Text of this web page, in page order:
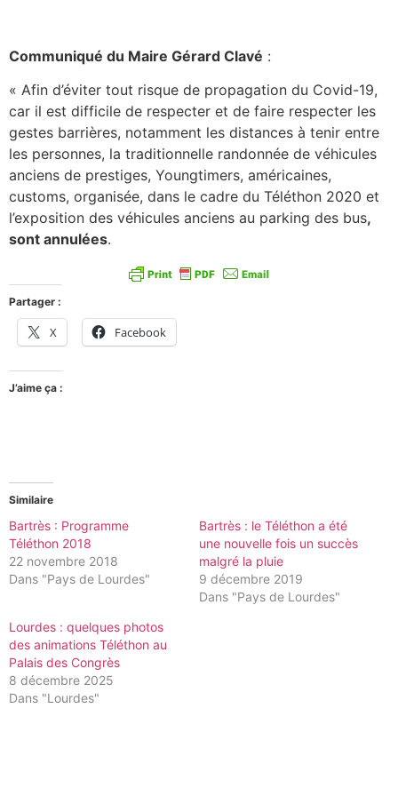
Communiqué du Maire Gérard Clavé :
« Afin d’éviter tout risque de propagation du Covid-19,
car il est difficile de respecter et de faire respecter les
gestes barrières, notamment les distances à tenir entre
les personnes, la traditionnelle randonnée de véhicules
anciens de prestiges, Youngtimers, américaines,
customs, organisée, dans le cadre du Téléthon 2020 et
l’exposition des véhicules anciens au parking des bus,
sont annulées.
Partager :
X Facebook
J’aime ça :
Similaire
Bartrès : Programme
Téléthon 2018
22 novembre 2018
Dans "Pays de Lourdes"
Bartrès : le Téléthon a été
une nouvelle fois un succès
malgré la pluie
9 décembre 2019
Dans "Pays de Lourdes"
Lourdes : quelques photos
des animations Téléthon au
Palais des Congrès
8 décembre 2025
Dans "Lourdes"